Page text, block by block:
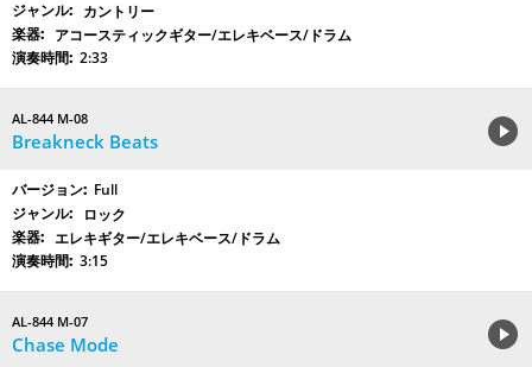
カントリー
アコースティックギター/エレキベース/ドラム
2:33
AL-844 M-08
Breakneck Beats
Full
ロック
エレキギター/エレキベース/ドラム
3:15
AL-844 M-07
Chase Mode